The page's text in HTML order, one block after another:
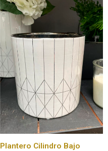
Plantero Cilindro Bajo